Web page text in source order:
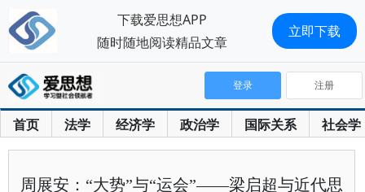
首页 法学 经济学 政治学 国际关系 社会学
登录 注册
周展安：“大势”与“运会”——梁启超与近代思
下载爱思想APP
随时随地阅读精品文章
立即下载